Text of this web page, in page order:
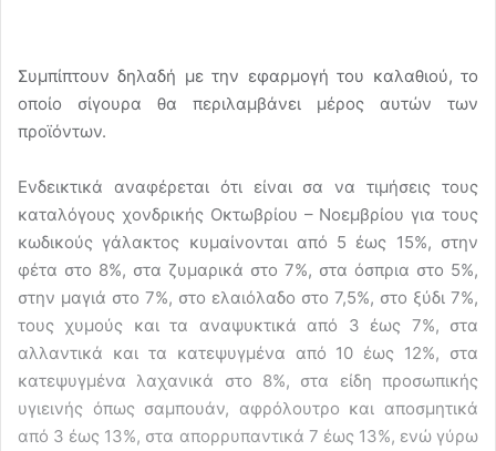
Συμπίπτουν δηλαδή με την εφαρμογή του καλαθιού, το
οποίο σίγουρα θα περιλαμβάνει μέρος αυτών των
προϊόντων.
Ενδεικτικά αναφέρεται ότι είναι σα να τιμήσεις τους
καταλόγους χονδρικής Οκτωβρίου – Νοεμβρίου για τους
κωδικούς γάλακτος κυμαίνονται από 5 έως 15%, στην
φέτα στο 8%, στα ζυμαρικά στο 7%, στα όσπρια στο 5%,
στην μαγιά στο 7%, στο ελαιόλαδο στο 7,5%, στο ξύδι 7%,
τους χυμούς και τα αναψυκτικά από 3 έως 7%, στα
αλλαντικά και τα κατεψυγμένα από 10 έως 12%, στα
κατεψυγμένα λαχανικά στο 8%, στα είδη προσωπικής
υγιεινής όπως σαμπουάν, αφρόλουτρο και αποσμητικά
από 3 έως 13%, στα απορρυπαντικά 7 έως 13%, ενώ γύρω